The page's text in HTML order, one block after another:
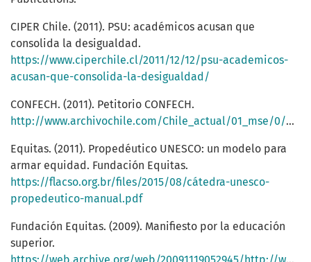
CIPER Chile. (2011). PSU: académicos acusan que
consolida la desigualdad.
https://www.ciperchile.cl/2011/12/12/psu-academicos-
acusan-que-consolida-la-desigualdad/
CONFECH. (2011). Petitorio CONFECH.
http://www.archivochile.com/Chile_actual/01_mse/0/MSE0_0002.pdf
Equitas. (2011). Propedéutico UNESCO: un modelo para
armar equidad. Fundación Equitas.
https://flacso.org.br/files/2015/08/cátedra-unesco-
propedeutico-manual.pdf
Fundación Equitas. (2009). Manifiesto por la educación
superior.